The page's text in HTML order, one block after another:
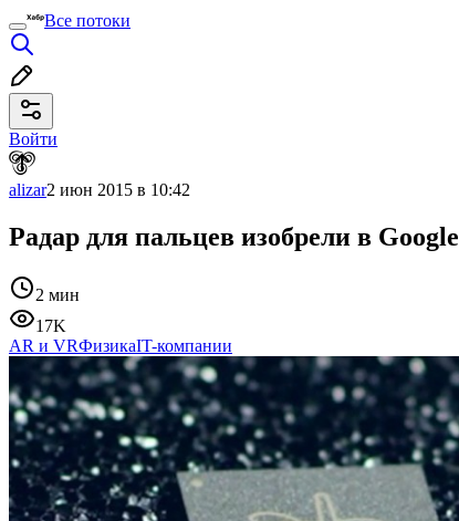
Все потоки
Войти
alizar2 июн 2015 в 10:42
Радар для пальцев изобрели в Google
2 мин
17K
AR и VRФизикаIT-компании